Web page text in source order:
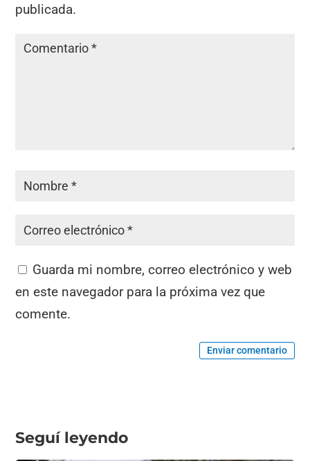
publicada.
Guarda mi nombre, correo electrónico y web
en este navegador para la próxima vez que
comente.
Enviar comentario
Seguí leyendo